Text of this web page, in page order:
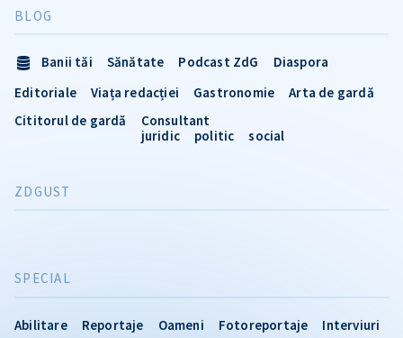
SPECIAL
Abilitare Reportaje Oameni Fotoreportaje
Interviuri
BLOG
Banii tăi Sănătate Podcast ZdG
Diaspora
Editoriale
Viața redacției Gastronomie
Arta de gardă
Cititorul de gardă
Consultant
juridic
politic social
ZDGUST